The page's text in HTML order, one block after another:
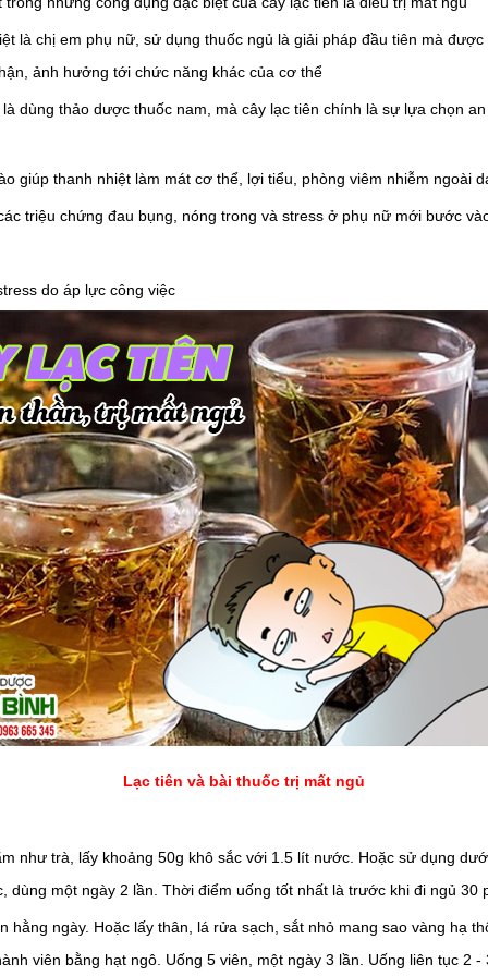
là chị em phụ nữ, sử dụng thuốc ngủ là giải pháp đầu tiên mà
ảnh hưởng tới chức năng khác của cơ thể
dùng thảo dược thuốc nam, mà cây lạc tiên chính là sự lựa chọn
giúp thanh nhiệt làm mát cơ thể, lợi tiểu , phòng viêm nhiễm ngoài
triệu chứng đau bụng, nóng trong và stress ở phụ nữ mới bước
do áp lực công việc
Lạc tiên và bài thuốc trị mất ngủ
như trà, lấy khoảng 50g khô sắc với 1.5 lít nước. Hoặc sử dụng
dùng một ngày 2 lần. Thời điểm uống tốt nhất là trước khi đi ngủ 30
hằng ngày. Hoặc lấy thân, lá rửa sạch, sắt nhỏ mang sao vàng hạ
viên bằng hạt ngô. Uống 5 viên, một ngày 3 lần. Uống liên tục 2 -